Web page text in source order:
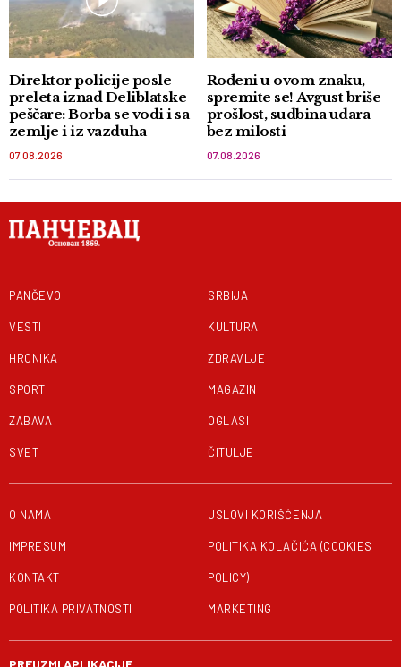
Direktor policije posle
preleta iznad Deliblatske
peščare: Borba se vodi i sa
zemlje i iz vazduha
07.08.2026
Rođeni u ovom znaku,
spremite se! Avgust briše
prošlost, sudbina udara
bez milosti
07.08.2026
PANČEVO
VESTI
HRONIKA
SPORT
ZABAVA
SVET
SRBIJA
KULTURA
ZDRAVLJE
MAGAZIN
OGLASI
ČITULJE
O NAMA
IMPRESUM
KONTAKT
POLITIKA PRIVATNOSTI
USLOVI KORIŠĆENJA
POLITIKA KOLAČIĆA (COOKIES
POLICY)
MARKETING
PREUZMI APLIKACIJE